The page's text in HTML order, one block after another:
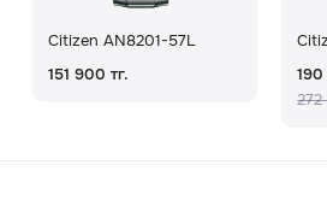
Citizen AN8201-57L
151 900 тг.